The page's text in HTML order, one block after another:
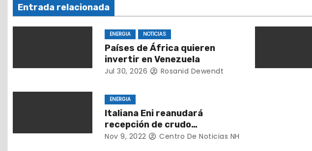
i
ó
d
e
n
Entrada relacionada
ENERGIA NOTICIAS
Países de África quieren
invertir en Venezuela
Jul 30, 2026 Rosanid Dewendt
ENERGIA
Italiana Eni reanudará
recepción de crudo
venezolano tras una pausa de
Nov 9, 2022 Centro De Noticias NH